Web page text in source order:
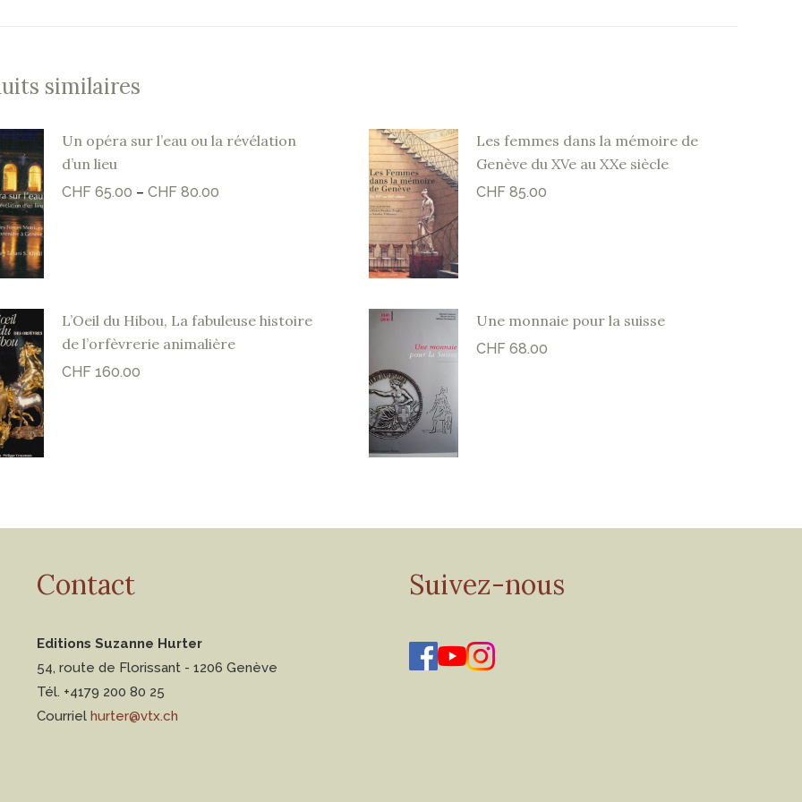
similaires
Un opéra sur l’eau ou la révélation
d’un lieu
CHF 65.00 – CHF 80.00
Les femmes dans la mémoire de
Genève du XVe au XXe siècle
CHF85.00
L’Oeil du Hibou, La fabuleuse histoire
de l’orfèvrerie animalière
CHF 160.00
Une monnaie pour la suisse
CHF68.00
Contact
Editions Suzanne Hurter
54, route de Florissant - 1206 Genève
Tél. +4179 200 80 25
Courriel hurter@vtx.ch
Suivez-nous